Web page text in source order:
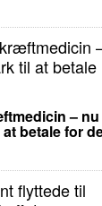
– nu
betale for